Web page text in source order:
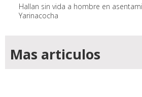
Hallan sin vida a hombre en
Yarinacocha
Mas articulos